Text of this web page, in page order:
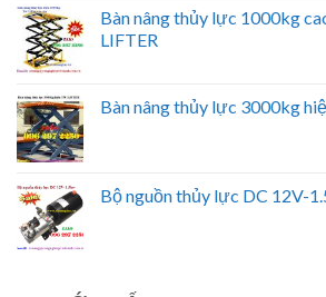
Bàn nâng thủy lực 1000kg
LIFTER
Bàn nâng thủy lực 3000kg
Bộ nguồn thủy lực DC 12V-